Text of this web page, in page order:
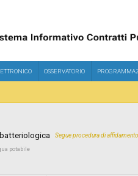
OSSERVATORIO
Segue procedura di
potabile